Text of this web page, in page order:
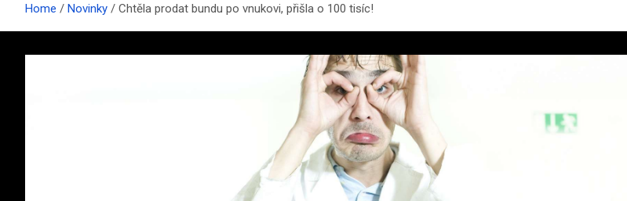
Home Novinky Chtěla prodat bundu po vnukovi, přišla o 100 tisíc!